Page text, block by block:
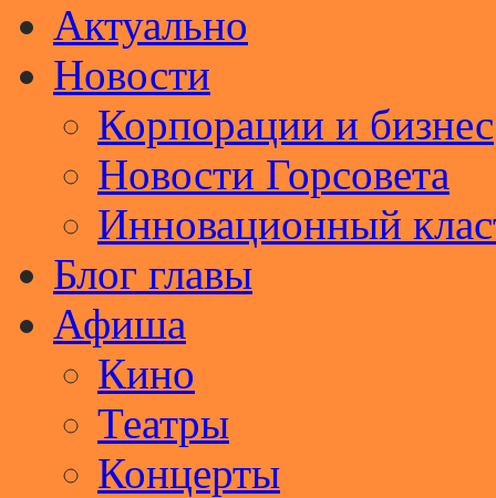
Актуально
Новости
Корпорации и бизнес
Новости Горсовета
Инновационный
Блог главы
Афиша
Кино
Театры
Концерты